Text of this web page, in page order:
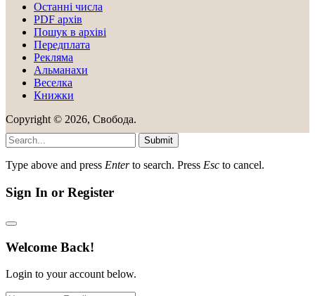
Останні числа
PDF архів
Пошук в архіві
Передплата
Рекляма
Альманахи
Веселка
Книжки
Copyright © 2026, Свобода.
Submit
Type above and press Enterto search. Press Esc to cancel.
Sign In or Register
Welcome Back!
Login to your account below.